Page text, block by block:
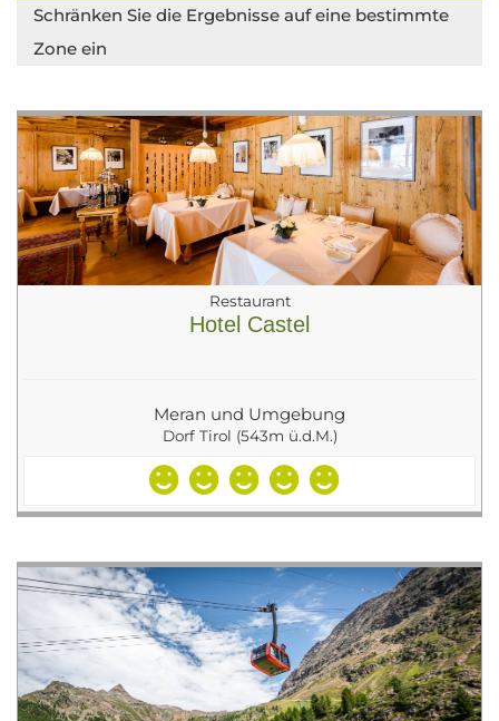
Schränken Sie die Ergebnisse auf eine bestimmte
Zone ein
Restaurant
Hotel Castel
Meran und Umgebung
Dorf Tirol (543m ü.d.M.)